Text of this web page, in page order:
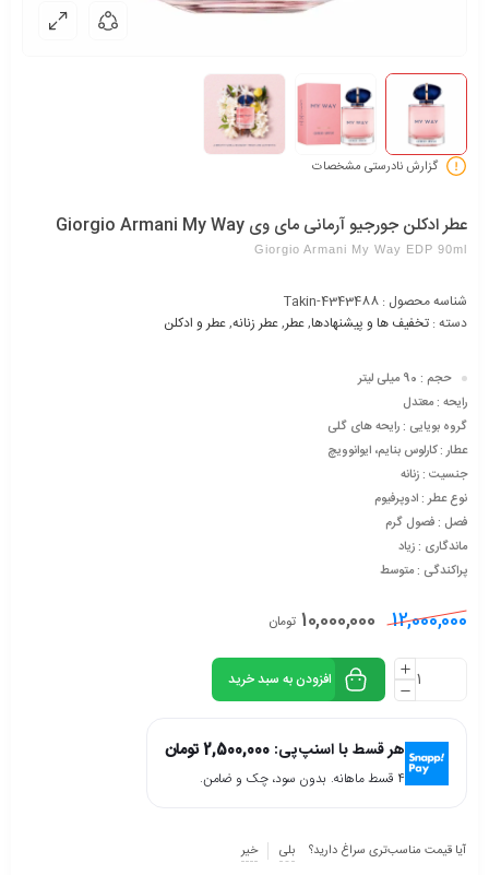
گزارش نادرستی مشخصات
عطر ادکلن جورجیو آرمانی مای وی Giorgio Armani My Way
Giorgio Armani My Way EDP 90ml
شناسه محصول : Takin-4343488
دسته : تخفیف ها و پیشنهادها,عطر,عطر زنانه,عطر و ادکلن
حجم : 90 میلی لیتر
رایحه : معتدل
گروه بویایی : رایحه های گلی
عطار : کارلوس بنایم، ایوانوویچ
جنسیت : زنانه
نوع عطر : ادوپرفیوم
فصل : فصول گرم
ماندگاری : زیاد
پراکندگی : متوسط
12,000,000
10,000,000 تومان
افزودن به سبد خرید
هر قسط با اسنپ‌پی: 2,500,000تومان
۴ قسط ماهانه. بدون سود، چک و ضامن.
آیا قیمت مناسب‌تری سراغ دارید؟ بلی خیر